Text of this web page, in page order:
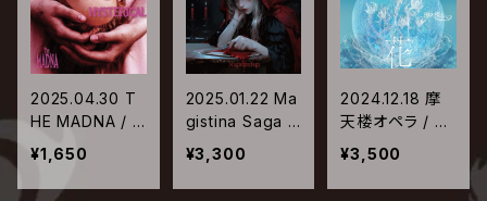
2025.04.30 T
HE MADNA / H
YSTERICAL【T
ype-B】
¥1,650
2025.01.22 Ma
gistina Saga /
BloodMossAg
ate
¥3,300
2024.12.18 摩
天楼オペラ / 六
花
¥3,500